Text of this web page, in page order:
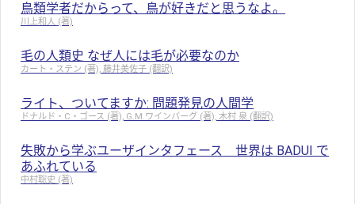
鳥類学者だからって、鳥が好きだと思うなよ。
川上和人 (著)
毛の人類史 なぜ人には毛が必要なのか
カート・ステン (著), 藤井美佐子 (翻訳)
ライト、ついてますか: 問題発見の人間学
ドナルド・C・ゴース (著), G.M.ワインバーグ (著), 木村 泉 (翻訳)
失敗から学ぶユーザインタフェース 世界は BADUI で
あふれている
中村聡史 (著)